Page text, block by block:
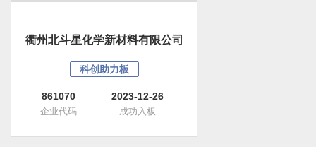
衢州北斗星化学新材料有限公司
科创助力板
861070
企业代码
2023-12-26
成功入板